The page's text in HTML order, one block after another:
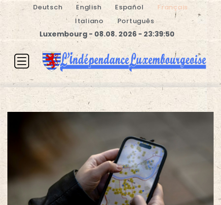
Deutsch English Español
Français
Italiano
Português
Luxembourg - 08.08. 2026 - 23:39:51